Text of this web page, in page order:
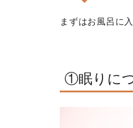
まずはお風呂に
①眠りに